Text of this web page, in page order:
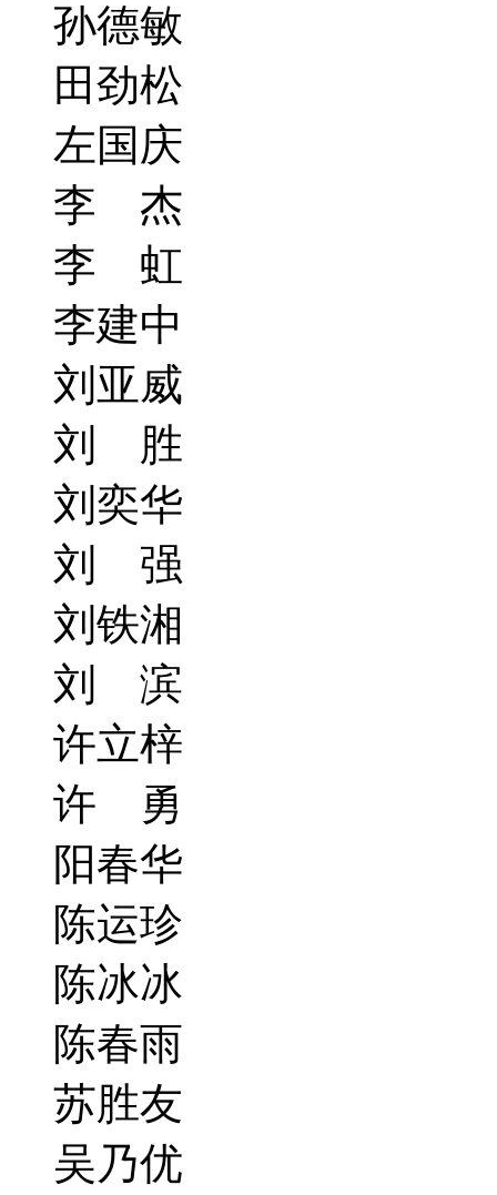
孙德敏
田劲松
左国庆
李 杰
李 虹
李建中
刘亚威
刘 胜
刘奕华
刘 强
刘铁湘
刘 滨
许立梓
许 勇
阳春华
陈运珍
陈冰冰
陈春雨
苏胜友
吴乃优